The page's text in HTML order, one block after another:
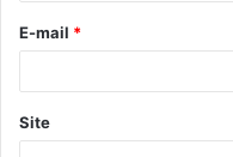
E-mail *
Site